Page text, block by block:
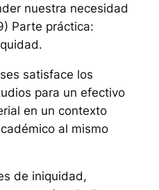
nuestra necesidad
Parte práctica:
satisface los
para un efectivo
en un contexto
al mismo
de iniquidad,